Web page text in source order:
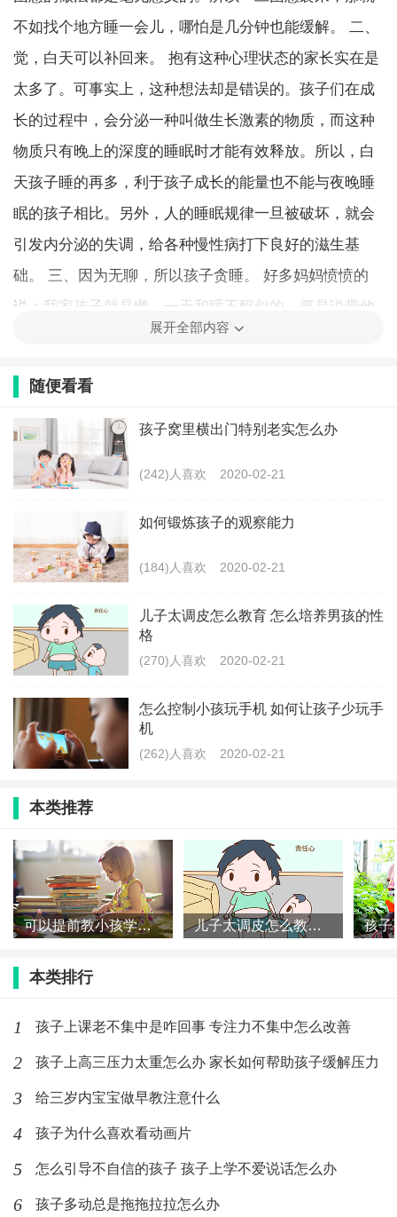
不如找个地方睡一会儿，哪怕是几分钟也能缓解。 二、
觉，白天可以补回来。 抱有这种心理状态的家长实在是
太多了。可事实上，这种想法却是错误的。孩子们在成
长的过程中，会分泌一种叫做生长激素的物质，而这种
物质只有晚上的深度的睡眠时才能有效释放。所以，白
天孩子睡的再多，利于孩子成长的能量也不能与夜晚睡
眠的孩子相比。另外，人的睡眠规律一旦被破坏，就会
引发内分泌的失调，给各种慢性病打下良好的滋生基
础。 三、因为无聊，所以孩子贪睡。 好多妈妈愤愤的
说：我家孩子就是懒，一天和睡不醒似的，要是说带他
出去玩，立即比谁起的都早。其实，这种想法可千万不
处在兴奋之中。决不能说孩子平时赖床就是因为孩子懒
惰。睡眠是一种主动行为，并非人类自己能够控制。一
旦孩子觉得自己困，那只能说明他的身体发射了睡意的
信号，或者孩子出现了睡眠不足，需要补充的信号。至
于无聊让人发困的说法是根本不存在的。
孩子多动总是拖拖拉拉怎么办
怎么夸孩子越来越优秀
(295)人喜欢 2020-02-21
孩子被抢玩具不知反抗的原因
展开全部内容
随便看看
孩子窝里横出门特别老实怎么办
(242)人喜欢 2020-02-21
如何锻炼孩子的观察能力
(184)人喜欢 2020-02-21
儿子太调皮怎么教育 怎么培养男孩的性
格
(270)人喜欢 2020-02-21
怎么控制小孩玩手机 如何让孩子少玩手
机
(262)人喜欢 2020-02-21
本类推荐
可以提前教小孩学认字吗 小孩阅读能力什么时候培养 儿子太调皮怎么教育 怎么培养男孩的性格
本类排行
1 孩子上课老不集中是咋回事 专注力不集中怎么改善
2 孩子上高三压力太重怎么办 家长如何帮助孩子缓解压力
3 给三岁内宝宝做早教注意什么
4 孩子为什么喜欢看动画片
5 怎么引导不自信的孩子 孩子上学不爱说话怎么办
6 孩子多动总是拖拖拉拉怎么办